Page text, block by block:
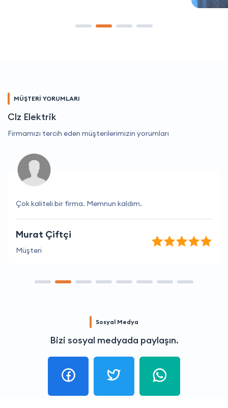
MÜŞTERİ YORUMLARI
Clz Elektrik
Firmamızı tercih eden müşterilerimizin yorumları
Çok kaliteli bir firma. Memnun kaldım.
Murat Çiftçi
Müşteri
Sosyal Medya
Bizi sosyal medyada paylaşın.